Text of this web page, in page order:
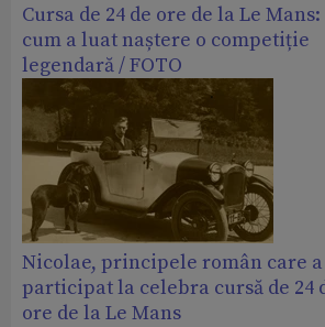
Cursa de 24 de ore de la Le Mans:
cum a luat naștere o competiție
legendară / FOTO
Nicolae, principele român care a
participat la celebra cursă de 24
ore de la Le Mans